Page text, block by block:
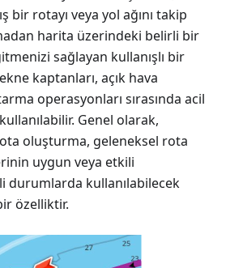
bir rotayı veya yol ağını takip
harita üzerindeki belirli bir
sağlayan kullanışlı bir
kaptanları, açık hava
operasyonları sırasında acil
Genel olarak,
oluşturma, geleneksel rota
uygun veya etkili
durumlarda kullanılabilecek
özelliktir.